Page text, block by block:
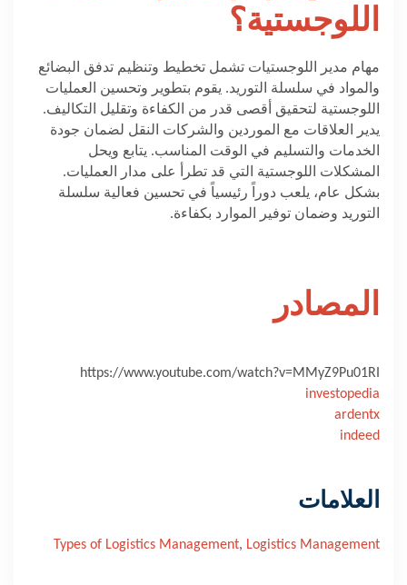
اللوجستية؟
مهام مدير اللوجستيات تشمل تخطيط وتنظيم تدفق البضائع
والمواد في سلسلة التوريد. يقوم بتطوير وتحسين العمليات
اللوجستية لتحقيق أقصى قدر من الكفاءة وتقليل التكاليف.
يدير العلاقات مع الموردين والشركات النقل لضمان جودة
الخدمات والتسليم في الوقت المناسب. يتابع ويحل
المشكلات اللوجستية التي قد تطرأ على مدار العمليات.
بشكل عام، يلعب دوراً رئيسياً في تحسين فعالية سلسلة
التوريد وضمان توفير الموارد بكفاءة.
المصادر
https://www.youtube.com/watch?v=MMyZ9Pu01RI
investopedia
ardentx
indeed
العلامات
Logistics Management
,
Types of Logistics Management